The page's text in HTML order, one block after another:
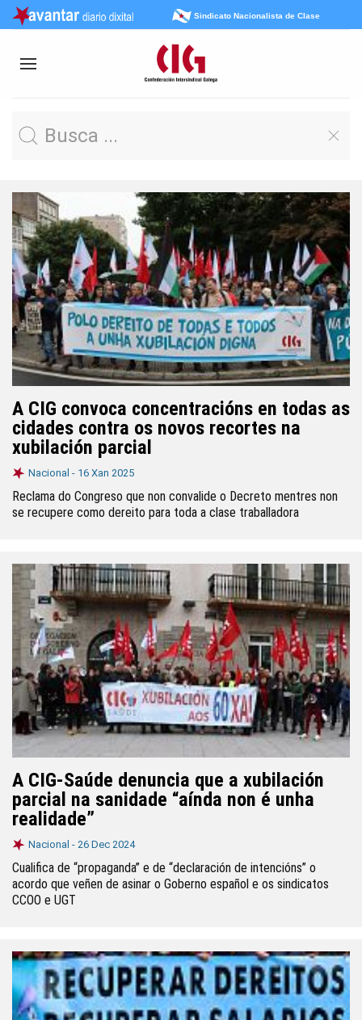
Sindicato Nacionalista de Clase
A CIG convoca concentracións en todas as
cidades contra os novos recortes na
xubilación parcial
Nacional - 16 Xan 2025
Reclama do Congreso que non convalide o Decreto mentres non
se recupere como dereito para toda a clase traballadora
A CIG-Saúde denuncia que a xubilación
parcial na sanidade “aínda non é unha
realidade”
Nacional - 26 Dec 2024
Cualifica de “propaganda” e de “declaración de intencións” o
acordo que veñen de asinar o Goberno español e os sindicatos
CCOO e UGT